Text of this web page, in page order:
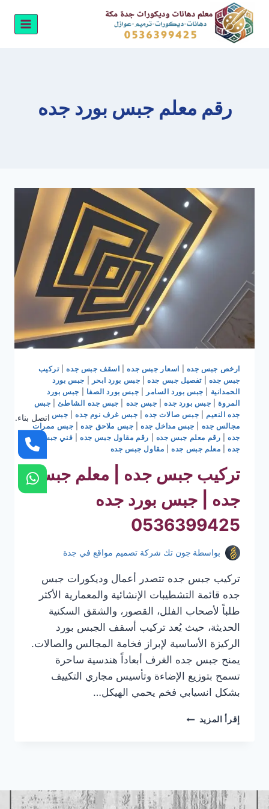
التجاوز
المحتوى
رقم معلم جبس بورد جده
ارخص جبس جده اسعار جبس جده| اسقف جبس جده|تركيب
جبس جده
تفصيل جبس جده| جبس بورد ابحر
جبس بورد
الحمدانية
جبس بورد السامر جبس بورد الصفا
جبس بورد
المروة| جبس بورد جده| جبس جده جبس جده الشاطئ| جبس
جده النعيم
جبس صالات جده| جبس غرف نوم جده| جبس
مجالس جده
جبس مداخل جده| جبس ملاحق جده| جبس ممرات
جده| رقم معلم جبس جده رقم مقاول جبس جده
فني جبس
جده| معلم جبس جده| مقاول جبس جده
تركيب جبس جده | معلم جبس
جده | جبس بورد جده
0536399425
بواسطة جون تك شركة تصميم مواقع في جدة
تركيب جبس جده تتصدر أعمال وديكورات جبس
جده قائمة التشطيبات الإنشائية والمعمارية الأكثر
طلباً لأصحاب الفلل، القصور، والشقق السكنية
الحديثة، حيث يُعد تركيب أسقف الجبس بورد
الركيزة الأساسية لإبراز فخامة المجالس والصالات.
يمنح جبس جده الغرف أبعاداً هندسية ساحرة
تسمح بتوزيع الإضاءة وتأسيس مجاري التكييف
بشكل انسيابي فخم يحمي الهيكل…
إقرأ المزيد تركيب
جده
|
اتصل بناء.